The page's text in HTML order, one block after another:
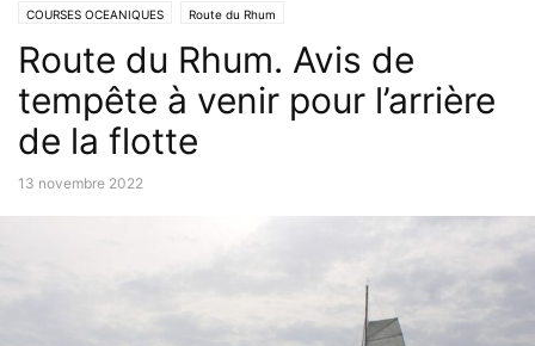
COURSES OCEANIQUES Route du Rhum
Route du Rhum. Avis de
tempête à venir pour l’arrière
de la flotte
13 novembre 2022